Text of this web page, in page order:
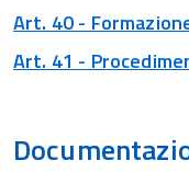
Art. 40 -
Art. 41 -